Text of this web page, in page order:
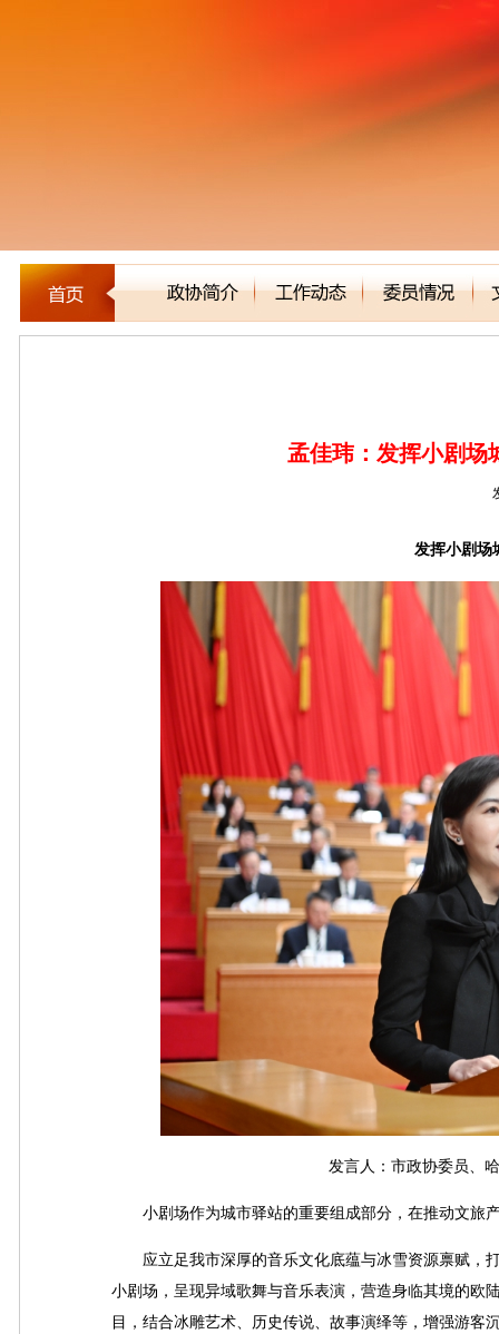
孟佳玮：发挥小剧场
发挥小剧场城
发言人：市政协委员、哈
小剧场作为城市驿站的重要组成部分，在推动文旅
应立足我市深厚的音乐文化底蕴与冰雪资源禀赋，
小剧场，呈现异域歌舞与音乐表演，营造身临其境的欧
目，结合冰雕艺术、历史传说、故事演绎等，增强游客